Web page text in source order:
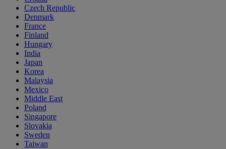
Czech Republic
Denmark
France
Finland
Hungary
India
Japan
Korea
Malaysia
Mexico
Middle East
Poland
Singapore
Slovakia
Sweden
Taiwan